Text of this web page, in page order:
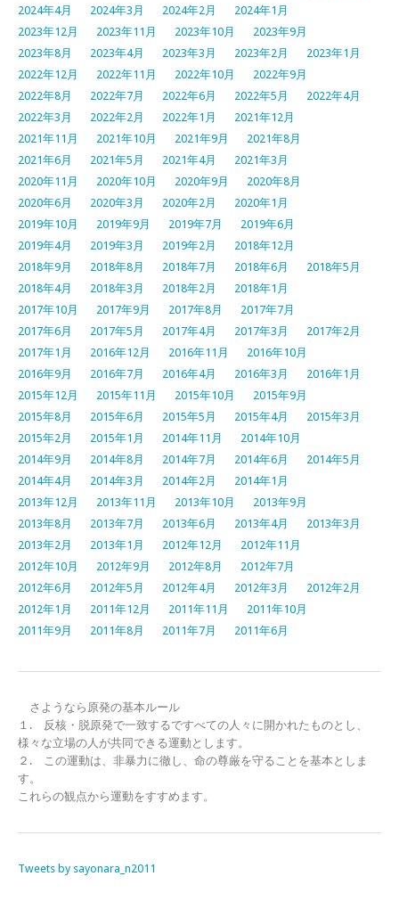
2024年4月
2024年3月 2024年2月
2024年1月
2023年12月
2023年11月 2023年10月
2023年9月
2023年8月
2023年4月 2023年3月 2023年2月
2023年1月
2022年12月
2022年11月 2022年10月
2022年9月
2022年8月
2022年7月 2022年6月 2022年5月
2022年4月
2022年3月
2022年2月 2022年1月
2021年12月
2021年11月
2021年10月 2021年9月
2021年8月
2021年6月
2021年5月 2021年4月
2021年3月
2020年11月
2020年10月 2020年9月
2020年8月
2020年6月
2020年3月 2020年2月
2020年1月
2019年10月
2019年9月 2019年7月
2019年6月
2019年4月
2019年3月 2019年2月
2018年12月
2018年9月
2018年8月 2018年7月 2018年6月
2018年5月
2018年4月
2018年3月 2018年2月
2018年1月
2017年10月
2017年9月 2017年8月
2017年7月
2017年6月
2017年5月 2017年4月 2017年3月
2017年2月
2017年1月
2016年12月 2016年11月
2016年10月
2016年9月
2016年7月 2016年4月 2016年3月
2016年1月
2015年12月
2015年11月 2015年10月
2015年9月
2015年8月
2015年6月 2015年5月 2015年4月
2015年3月
2015年2月
2015年1月 2014年11月
2014年10月
2014年9月
2014年8月 2014年7月 2014年6月
2014年5月
2014年4月
2014年3月 2014年2月
2014年1月
2013年12月
2013年11月 2013年10月
2013年9月
2013年8月
2013年7月 2013年6月 2013年4月
2013年3月
2013年2月
2013年1月 2012年12月
2012年11月
2012年10月
2012年9月 2012年8月
2012年7月
2012年6月
2012年5月 2012年4月 2012年3月
2012年2月
2012年1月
2011年12月 2011年11月
2011年10月
2011年9月
2011年8月 2011年7月 2011年6月
さようなら原発の基本ルール
１. 反核・脱原発で一致するですべての人々に開かれたものとし、
様々な立場の人が共同できる運動とします。
２. この運動は、非暴力に徹し、命の尊厳を守ることを基本としま
す。
これらの観点から運動をすすめます。
Tweets by sayonara_n2011